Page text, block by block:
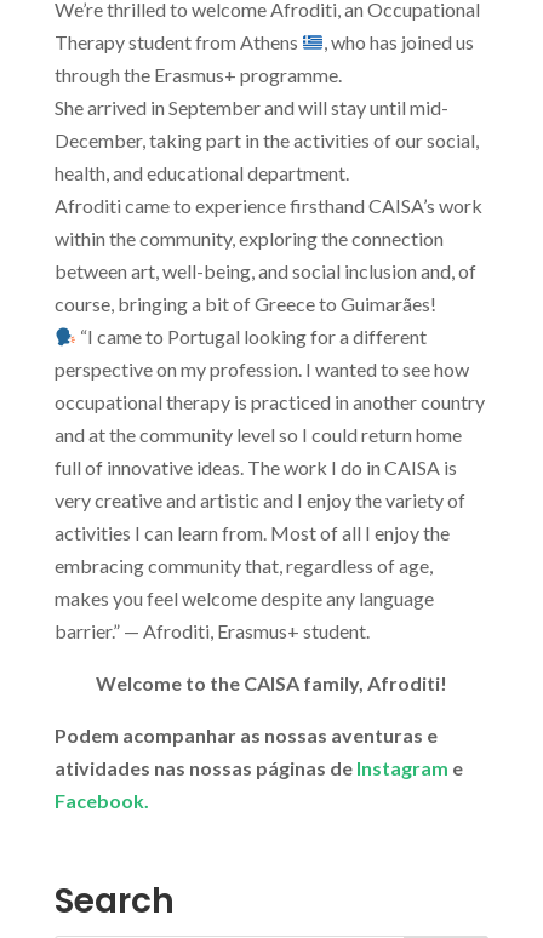
We’re thrilled to welcome Afroditi, an Occupational
Therapy student from Athens
, who has joined us
through the Erasmus+ programme.
She arrived in September and will stay until mid-
December, taking part in the activities of our social,
health, and educational department.
Afroditi came to experience firsthand CAISA’s work
within the community, exploring the connection
between art, well-being, and social inclusion and, of
course, bringing a bit of Greece to Guimarães!
“I came to Portugal looking for a different
perspective on my profession. I wanted to see how
occupational therapy is practiced in another country
and at the community level so I could return home
full of innovative ideas. The work I do in CAISA is
very creative and artistic and I enjoy the variety of
activities I can learn from. Most of all I enjoy the
embracing community that, regardless of age,
makes you feel welcome despite any language
barrier.” — Afroditi, Erasmus+ student.
Welcome to the CAISA family, Afroditi!
Podem acompanhar as nossas aventuras e
atividades nas nossas páginas de Instagram e
Facebook.
Search